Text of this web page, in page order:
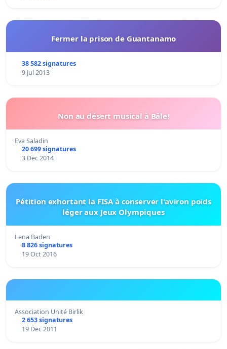
Fermer la prison de Guantanamo
38 582 signatures
9 Jul 2013
Non au désert musical à Bâle!
Eva Saladin
20 699 signatures
3 Dec 2014
Pétition exhortant la FISA à conserver l'aviron poids
léger aux Jeux Olympiques
Lena Baden
8 826 signatures
19 Oct 2016
Association Unité Birlik
2 653 signatures
19 Dec 2011